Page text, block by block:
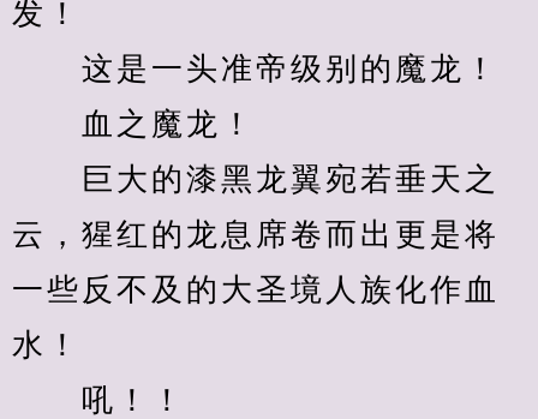
发！
这是一头准帝级别的魔龙！
血之魔龙！
巨大的漆黑龙翼宛若垂天之
云，猩红的龙息席卷而出更是将
一些反不及的大圣境人族化作血
水！
吼！！